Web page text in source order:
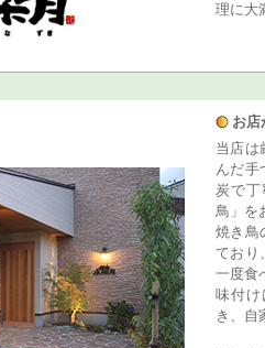
理に大
お店
当店は
んだ手
炭で丁
鳥」を
焼き鳥
ており
一度食
味付け
き、自